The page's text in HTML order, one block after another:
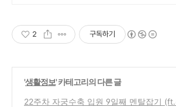
2 구독하기
'생활정보' 카테고리의 다른 글
22주차 자궁수축 입원 9일째 멘탈잡기